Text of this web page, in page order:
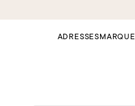
ADRESSESMARQUE